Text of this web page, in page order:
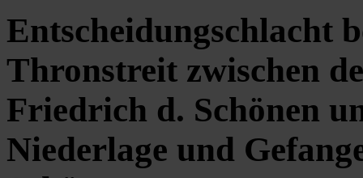
Entscheidungschlacht
Thronstreit zwischen
Friedrich d. Schönen
Niederlage und